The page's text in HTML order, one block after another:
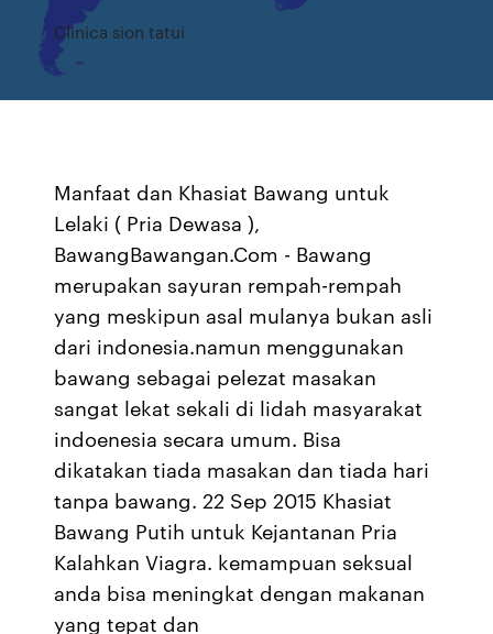
Clinica sion tatui
Manfaat dan Khasiat Bawang untuk
Lelaki ( Pria Dewasa ),
BawangBawangan.Com - Bawang
merupakan sayuran rempah-rempah
yang meskipun asal mulanya bukan asli
dari indonesia.namun menggunakan
bawang sebagai pelezat masakan
sangat lekat sekali di lidah masyarakat
indoenesia secara umum. Bisa
dikatakan tiada masakan dan tiada hari
tanpa bawang. 22 Sep 2015 Khasiat
Bawang Putih untuk Kejantanan Pria
Kalahkan Viagra. kemampuan seksual
anda bisa meningkat dengan makanan
yang tepat dan